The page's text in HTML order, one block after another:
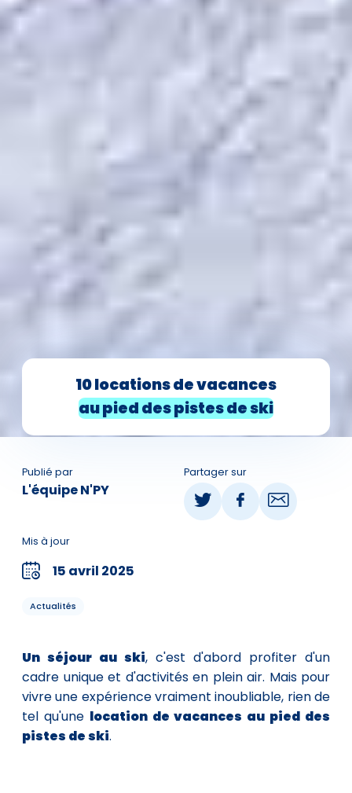
10 locations de vacances
au pied des pistes de ski
Publié par
L'équipe N'PY
Partager sur
Mis à jour
15 avril 2025
Actualités
Un séjour au ski, c'est d'abord profiter d'un
cadre unique et d'activités en plein air. Mais pour
vivre une expérience vraiment inoubliable, rien de
tel qu'une location de vacances au pied des
pistes de ski.